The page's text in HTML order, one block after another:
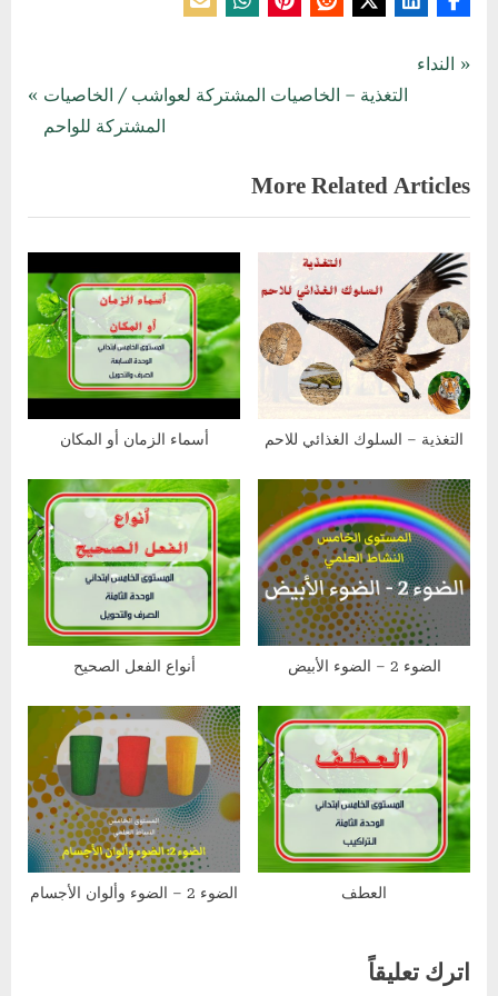
الفيديوهات
تصفّح
المقالات
P
i
o
u
s
P
o
s
t
:
النداء
N
t
P
o
s
t
:
التغذية – الخاصيات المشتركة لعواشب / الخاصيات
المشتركة للواحم
More Related Articles
التغذية – السلوك الغذائي للاحم أسماء الزمان أو المكان
الضوء 2 – الضوء الأبيض أنواع الفعل الصحيح
العطف الضوء 2 – الضوء وألوان الأجسام
اترك تعليقاً